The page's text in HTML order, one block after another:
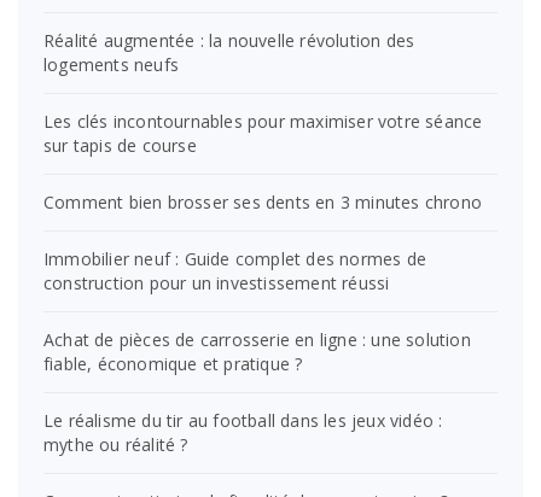
Réalité augmentée : la nouvelle révolution des
logements neufs
Les clés incontournables pour maximiser votre séance
sur tapis de course
Comment bien brosser ses dents en 3 minutes chrono
Immobilier neuf : Guide complet des normes de
construction pour un investissement réussi
Achat de pièces de carrosserie en ligne : une solution
fiable, économique et pratique ?
Le réalisme du tir au football dans les jeux vidéo :
mythe ou réalité ?